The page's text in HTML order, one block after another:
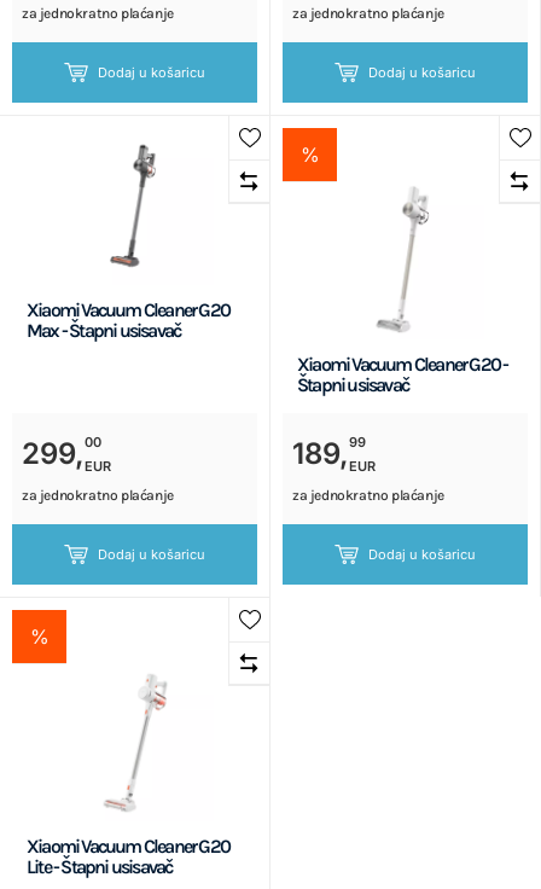
za jednokratno plaćanje
Dodaj u košaricu
za jednokratno plaćanje
Dodaj u košaricu
Xiaomi Vacuum Cleaner G20
Max - Štapni usisavač
299,00
EUR
za jednokratno plaćanje
Dodaj u košaricu
%
Xiaomi Vacuum Cleaner G20 -
Štapni usisavač
189,99
EUR
za jednokratno plaćanje
Dodaj u košaricu
%
Xiaomi Vacuum Cleaner G20
Lite - Štapni usisavač